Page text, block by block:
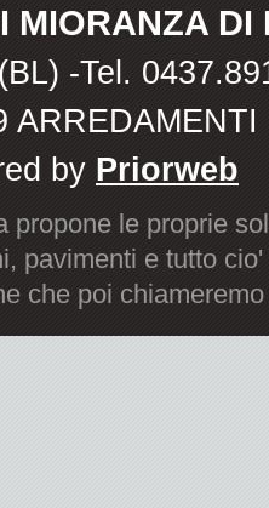
MIORANZA
-Tel.
by Priorweb
propone le proprie
pavimenti e tutto
che poi